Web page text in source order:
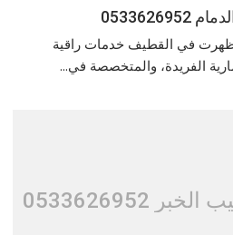
في القطيف خدمات راقية
الفريدة، والمتخصصة في...